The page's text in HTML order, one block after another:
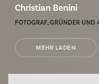
Christian Benini
FOTOGRAF, GRÜNDER
MEHR LADEN